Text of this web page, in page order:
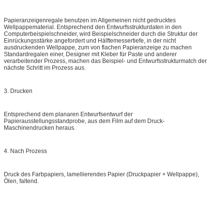
Papieranzeigenregale benutzen im Allgemeinen nicht gedrucktes
Wellpappematerial. Entsprechend den Entwurfsstrukturdaten in den
Computerbeispielschneider, wird Beispielschneider durch die Struktur der
Einrückungsstärke angefordert und Hälftemessertiefe, in der nicht
ausdruckenden Wellpappe, zum von flachen Papieranzeige zu machen
Standardregalen einer, Designer mit Kleber für Paste und anderer
verarbeitender Prozess, machen das Beispiel- und Entwurfsstrukturmatch der
nächste Schritt im Prozess aus.
3. Drucken
Entsprechend dem planaren Entwurfsentwurf der
Papierausstellungsstandprobe, aus dem Film auf dem Druck-
Maschinendrucken heraus.
4. Nach Prozess
Druck des Farbpapiers, lamellierendes Papier (Druckpapier + Wellpappe),
Ölen, faltend.